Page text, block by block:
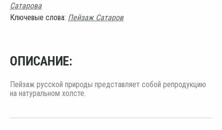
Сатарова
Ключевые слова: Пейзаж Сатаров
ОПИСАНИЕ:
Пейзаж русской природы представляет собой репродукцию
на натуральном холсте.